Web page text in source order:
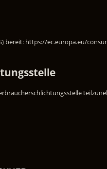
bereit: https://ec.europa.eu/